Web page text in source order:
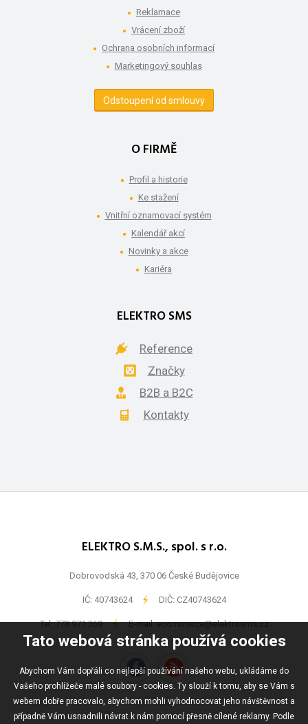
Tato webová stránka používá cookies
Abychom Vám dopřáli co nejlepší používání našeho webu, ukládáme do
Vašeho prohlížeče malé soubory - cookies. Ty slouží k tomu, aby se Vám s
webem dobře pracovalo, abychom mohli vyhodnocovat jeho návštěvnost a
případně Vám usnadnili návrat k nám pomocí přesně cílené reklamy. Podle
Reklamace
Vrácení zboží
Ochrana osobních informací
Marketingový souhlas
Odstoupení od smlouvy
O FIRMĚ
Profil a historie
Ke stažení
Vnitřní oznamovací systém
Kalendář akcí
Novinky a akce
Kariéra
ELEKTRO SMS
Reference
Značky
B2B a B2C
Kontakty
ELEKTRO S.M.S., spol. s r.o.
Dobrovodská 43, 370 06 České Budějovice
IČ: 40743624 - DIČ: CZ40743624
Tel:778 971 369 - E-mail:ecommerce@elektrosms.cz